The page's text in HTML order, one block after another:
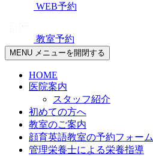
WEB予約
教室予約
MENU メニューを開閉する
HOME
医院案内
スタッフ紹介
初めての方へ
教室のご案内
顔育英語教室の予約フォーム
管理栄養士による栄養指導